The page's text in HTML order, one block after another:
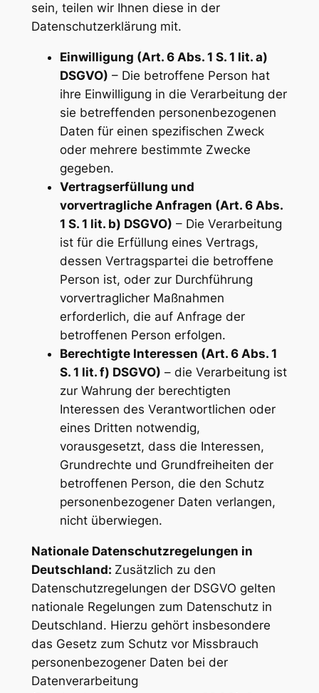
sein, teilen wir Ihnen diese in der
Datenschutzerklärung mit.
Einwilligung (Art. 6 Abs. 1 S. 1 lit. a)
DSGVO) – Die betroffene Person hat
ihre Einwilligung in die Verarbeitung der
sie betreffenden personenbezogenen
Daten für einen spezifischen Zweck
oder mehrere bestimmte Zwecke
gegeben.
Vertragserfüllung und
vorvertragliche Anfragen (Art. 6 Abs.
1 S. 1 lit. b) DSGVO) – Die Verarbeitung
ist für die Erfüllung eines Vertrags,
dessen Vertragspartei die betroffene
Person ist, oder zur Durchführung
vorvertraglicher Maßnahmen
erforderlich, die auf Anfrage der
betroffenen Person erfolgen.
Berechtigte Interessen (Art. 6 Abs. 1
S. 1 lit. f) DSGVO) – die Verarbeitung ist
zur Wahrung der berechtigten
Interessen des Verantwortlichen oder
eines Dritten notwendig,
vorausgesetzt, dass die Interessen,
Grundrechte und Grundfreiheiten der
betroffenen Person, die den Schutz
personenbezogener Daten verlangen,
nicht überwiegen.
Nationale Datenschutzregelungen in
Deutschland: Zusätzlich zu den
Datenschutzregelungen der DSGVO gelten
nationale Regelungen zum Datenschutz in
Deutschland. Hierzu gehört insbesondere
das Gesetz zum Schutz vor Missbrauch
personenbezogener Daten bei der
Datenverarbeitung